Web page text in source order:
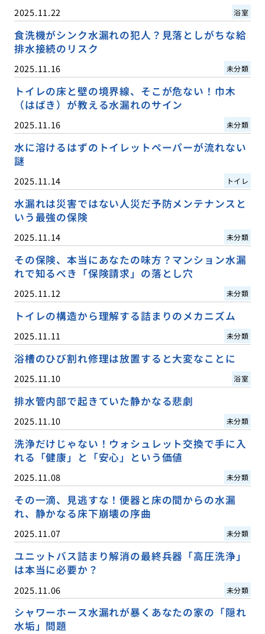
2025.11.22 浴室
食洗機がシンク水漏れの犯人？見落としがちな給
排水接続のリスク
2025.11.16 未分類
トイレの床と壁の境界線、そこが危ない！巾木
（はばき）が教える水漏れのサイン
2025.11.16 未分類
水に溶けるはずのトイレットペーパーが流れない
謎
2025.11.14 トイレ
水漏れは災害ではない人災だ予防メンテナンスと
いう最強の保険
2025.11.14 未分類
その保険、本当にあなたの味方？マンション水漏
れで知るべき「保険請求」の落とし穴
2025.11.12 未分類
トイレの構造から理解する詰まりのメカニズム
2025.11.11 未分類
浴槽のひび割れ修理は放置すると大変なことに
2025.11.10 浴室
排水管内部で起きていた静かなる悲劇
2025.11.10 未分類
洗浄だけじゃない！ウォシュレット交換で手に入
れる「健康」と「安心」という価値
2025.11.08 未分類
その一滴、見逃すな！便器と床の間からの水漏
れ、静かなる床下崩壊の序曲
2025.11.07 未分類
ユニットバス詰まり解消の最終兵器「高圧洗浄」
は本当に必要か？
2025.11.06 未分類
シャワーホース水漏れが暴くあなたの家の「隠れ
水垢」問題